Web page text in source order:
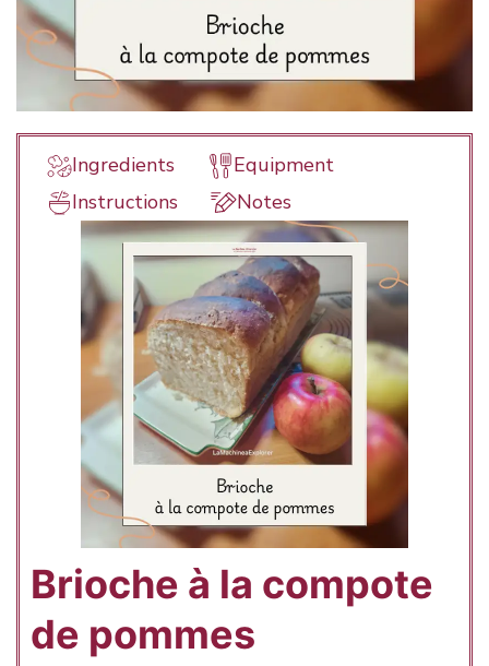
Ingredients
Equipment
Instructions
Notes
Brioche à la compote
de pommes